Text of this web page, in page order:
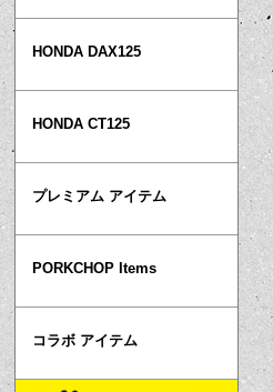
HONDA DAX125
HONDA CT125
プレミアム アイテム
PORKCHOP Items
コラボ アイテム